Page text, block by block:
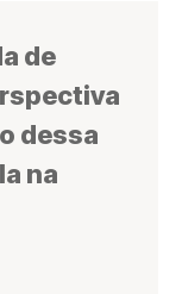
de
dessa
na